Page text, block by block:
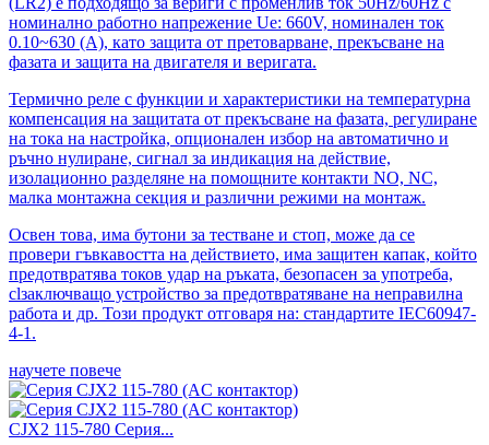
номинално работно напрежение Ue: 660V, номинален ток
0.10~630 (A), като защита от претоварване, прекъсване на
фазата и защита на двигателя и веригата.
Термично реле с функции и характеристики на температурна
компенсация на защитата от прекъсване на фазата, регулиране
на тока на настройка, опционален избор на автоматично и
ръчно нулиране, сигнал за индикация на действие,
изолационно разделяне на помощните контакти NO, NC,
малка монтажна секция и различни режими на монтаж.
Освен това, има бутони за тестване и стоп, може да се
провери гъвкавостта на действието, има защитен капак, който
предотвратява токов удар на ръката, безопасен за употреба,
сlзаключващо устройство за предотвратяване на неправилна
работа и др. Този продукт отговаря на: стандартите IEC60947-
4-1.
научете повече
CJX2 115-780 Серия...